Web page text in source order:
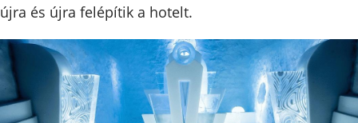
újra és újra felépítik a hotelt.